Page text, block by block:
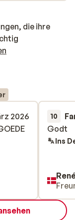
die ihre
2026
10
Godt
Godt
Ins